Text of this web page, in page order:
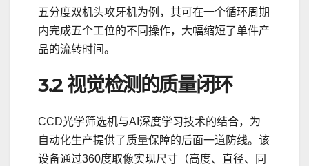
五分度双机头攻牙机为例，其可在一个循环周期
内完成五个工位的不同操作，大幅缩短了单件产
品的流转时间。
3.2 视觉检测的质量闭环
CCD光学筛选机与AI深度学习技术的结合，为
自动化生产提供了质量保障的后面一道防线。该
设备通过360度取像实现尺寸（高度、直径、同